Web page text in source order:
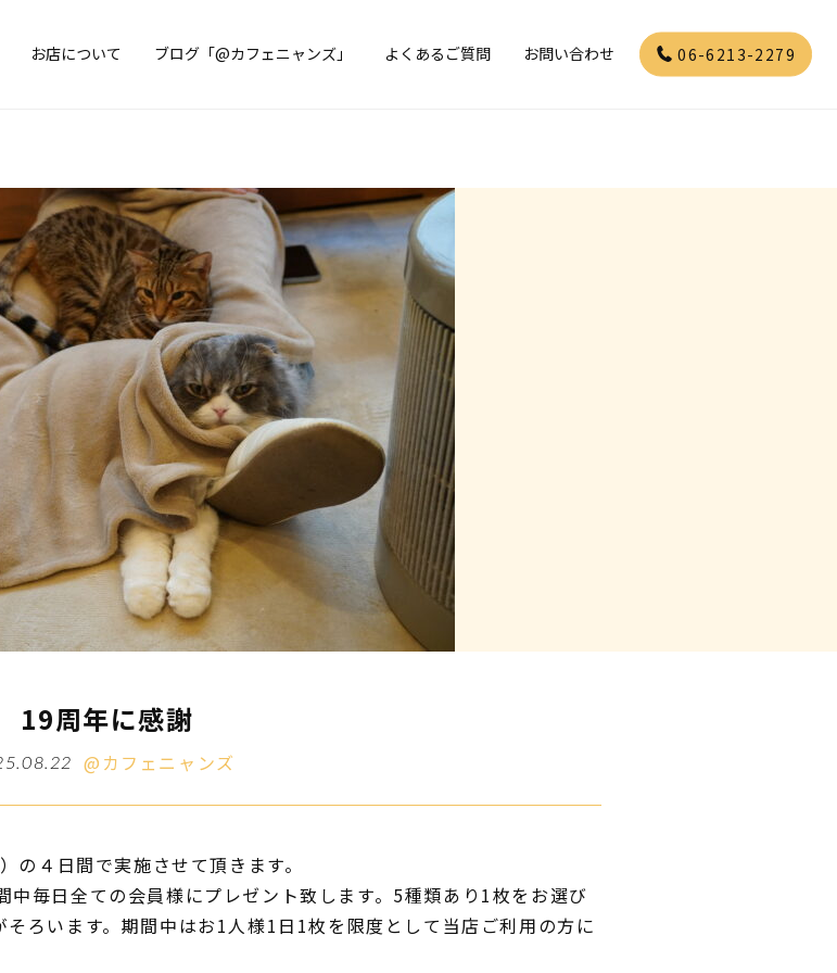
お店について ブログ「@カフェニャンズ」 よくあるご質問 お問い合わせ 06-6213-2279
19周年に感謝
@カフェニャンズ
４日間で実施させて頂きます。
毎日全ての会員様にプレゼント致します。5種類あり1枚をお選び
ろいます。期間中はお1人様1日1枚を限度として当店ご利用の方に